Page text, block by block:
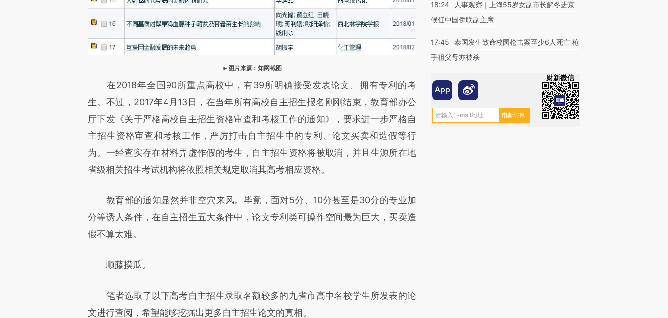
►图片来源：知网截图
在2018年全国90所重点高校中，有39所明确接受发表论文、拥有专利的考
生。不过，2017年4月13日，在当年所有高校自主招生报名刚刚结束，教育部办公
厅下发《关于严格高校自主招生资格审查和考核工作的通知》，要求进一步严格自
主招生资格审查和考核工作，严厉打击自主招生中的专利、论文买卖和造假等行
为。一经查实存在材料弄虚作假的考生，自主招生资格将被取消，并且生源所在地
省级相关招生考试机构将依照相关规定取消其高考相应资格。
教育部的通知显然并非空穴来风。毕竟，面对5分、10分甚至是30分的专业加
分等诱人条件，在自主招生五大条件中，论文专利类可操作空间最为巨大，买卖造
假不算太难。
顺藤摸瓜。
笔者选取了以下高考自主招生录取名额较多的九省市高中名校学生所发表的论
文进行查阅，希望能够挖掘出更多自主招生论文的真相。
18:24
人事观察｜上海55岁女副市长解冬进京
候任中国侨联副主席
17:45
泰国发生致命校园枪击案至少6人死亡 枪
手祖父母亦被杀
财新微信